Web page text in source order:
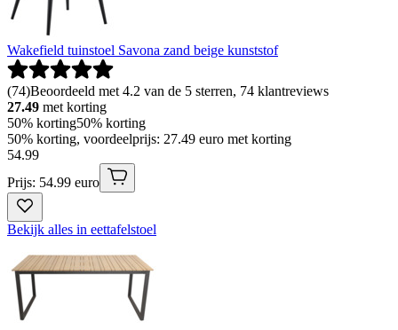
Wakefield tuinstoel Savona zand beige kunststof
(74)Beoordeeld met 4.2 van de 5 sterren, 74 klantreviews
27.49 met korting
50% korting50% korting
50% korting, voordeelprijs: 27.49 euro met korting
54.99
Prijs: 54.99 euro
Bekijk alles in eettafelstoel